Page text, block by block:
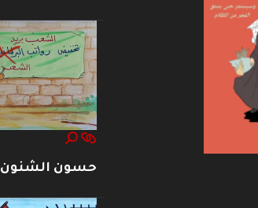
حسون الشنون